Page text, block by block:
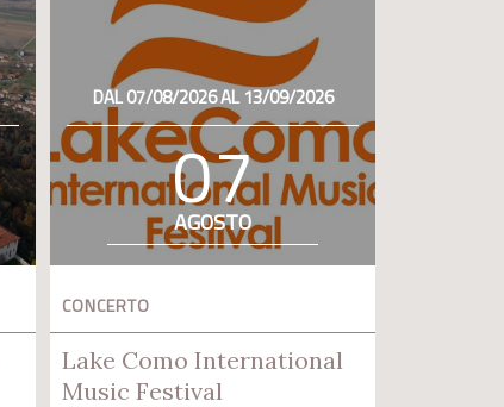
DAL 07/08/2026 AL 13/09/2026
07
AGOSTO
CONCERTO
Lake Como International
Music Festival